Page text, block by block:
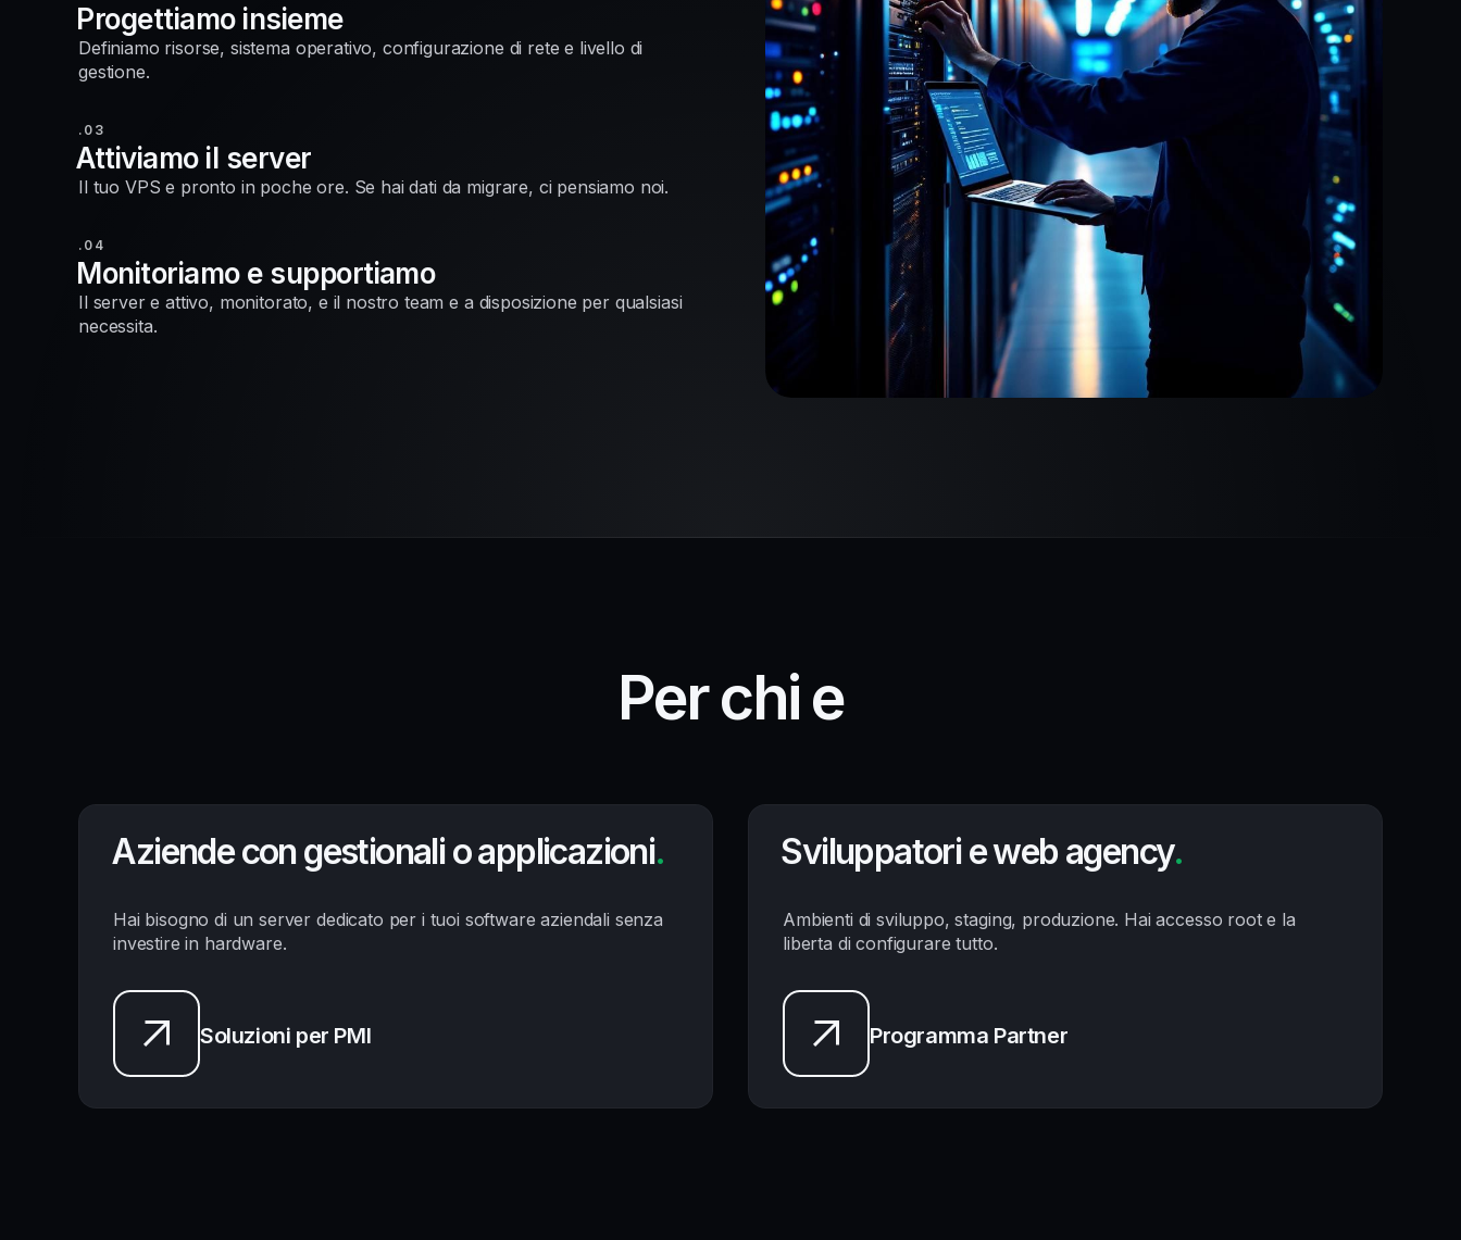
Progettiamo insieme
Definiamo risorse, sistema operativo, configurazione di rete e livello di
gestione.
.03
Attiviamo il server
Il tuo VPS e pronto in poche ore. Se hai dati da migrare, ci pensiamo noi.
.04
Monitoriamo e supportiamo
Il server e attivo, monitorato, e il nostro team e a disposizione per qualsiasi
necessita.
Per chi e
Aziende con gestionali o applicazioni.
Hai bisogno di un server dedicato per i tuoi software aziendali senza
investire in hardware.
Soluzioni per PMI
Sviluppatori e web agency.
Ambienti di sviluppo, staging, produzione. Hai accesso root e la
liberta di configurare tutto.
Programma Partner